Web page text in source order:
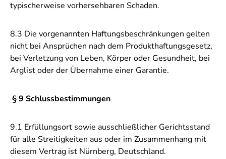
typischerweise vorhersehbaren Schaden.
8.3 Die vorgenannten Haftungsbeschränkungen gelten
nicht bei Ansprüchen nach dem Produkthaftungsgesetz,
bei Verletzung von Leben, Körper oder Gesundheit, bei
Arglist oder der Übernahme einer Garantie.
§ 9 Schlussbestimmungen
9.1 Erfüllungsort sowie ausschließlicher Gerichtsstand
für alle Streitigkeiten aus oder im Zusammenhang mit
diesem Vertrag ist Nürnberg, Deutschland.